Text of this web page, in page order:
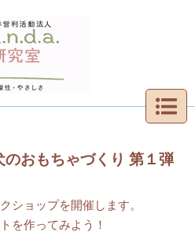
のおもちゃづくり 第１弾
ショップを開催します。
を作ってみよう！